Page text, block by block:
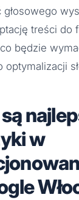
głosowego
treści do
będzie
optymalizacji
w